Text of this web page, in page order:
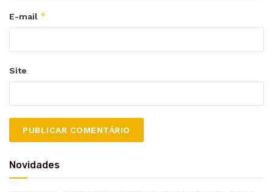
E-mail *
Site
Novidades